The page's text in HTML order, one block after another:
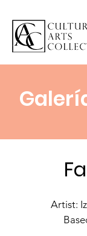
Artist: